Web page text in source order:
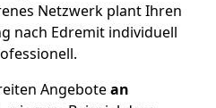
Netzwerk plant Ihren
nach Edremit individuell
Angebotean